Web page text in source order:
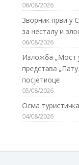
06/08/2026
Зворник први у
за несталу и
06/08/2026
Изложба „Мост
представа
посјетиоце
05/08/2026
Осма
04/08/2026